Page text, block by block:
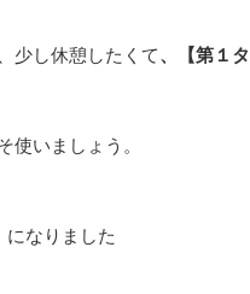
少し休憩したくて、【第１
いましょう。
なりました